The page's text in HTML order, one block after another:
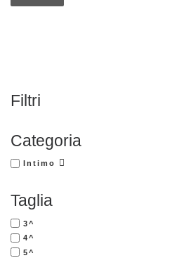
Filtri
Categoria
Intimo
Taglia
3^
4^
5^